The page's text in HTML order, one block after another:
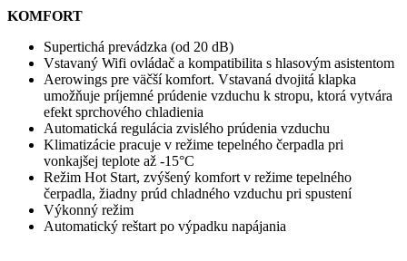
KOMFORT
Supertichá prevádzka (od 20 dB)
Vstavaný Wifi ovládač a kompatibilita s hlasovým asistentom
Aerowings pre väčší komfort. Vstavaná dvojitá klapka
umožňuje príjemné prúdenie vzduchu k stropu, ktorá vytvára
efekt sprchového chladienia
Automatická regulácia zvislého prúdenia vzduchu
Klimatizácie pracuje v režime tepelného čerpadla pri
vonkajšej teplote až -15°C
Režim Hot Start, zvýšený komfort v režime tepelného
čerpadla, žiadny prúd chladného vzduchu pri spustení
Výkonný režim
Automatický reštart po výpadku napájania